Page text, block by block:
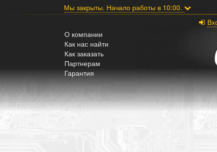
Мы закрыты. Начало работы в 10:00.
О компании
Как нас найти
Как заказать
Партнерам
Гарантия